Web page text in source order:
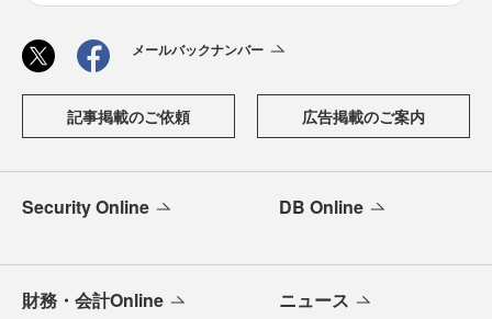
メールバックナンバー
記事掲載のご依頼 広告掲載のご案内
Security Online DB Online
財務・会計Online ニュース